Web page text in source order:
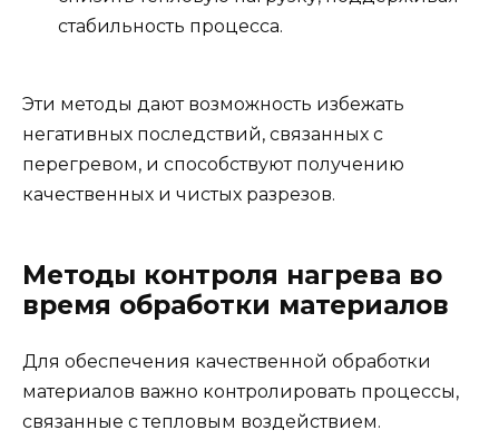
стабильность процесса.
Эти методы дают возможность избежать
негативных последствий, связанных с
перегревом, и способствуют получению
качественных и чистых разрезов.
Методы контроля нагрева во
время обработки материалов
Для обеспечения качественной обработки
материалов важно контролировать процессы,
связанные с тепловым воздействием.